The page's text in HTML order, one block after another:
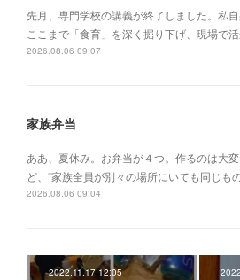
先月、専門学校の講義が終了しました。私自
ここまで「食育」を深く掘り下げ、現場で活
2026.08.06 09:07
家族弁当
ああ、夏休み。お弁当が４つ。作るのは大
ど、“家族全員が別々の場所にいても同じも
2026.08.06 09:04
2022.11.17 12:05